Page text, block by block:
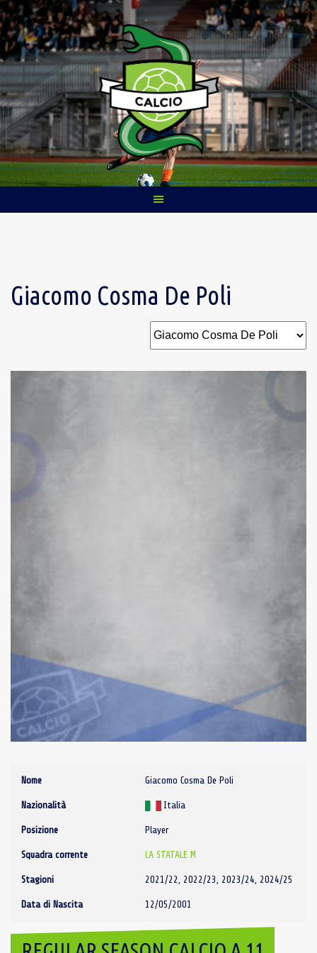
Skip
to
content
Giacomo Cosma De Poli
Nome Giacomo Cosma De Poli
Nazionalità Italia
Posizione Player
Squadra corrente LA STATALE M
Stagioni 2021/22, 2022/23, 2023/24, 2024/25
Data di Nascita 12/05/2001